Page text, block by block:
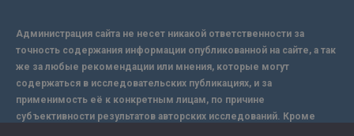
Администрация сайта не несет никакой ответственности за
точность содержания информации опубликованной на сайте, а так
же за любые рекомендации или мнения, которые могут
содержаться в исследовательских публикациях, и за
применимость её к конкретным лицам, по причине
субъективности результатов авторских исследований. Кроме